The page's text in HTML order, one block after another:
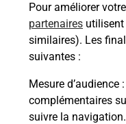
Pour améliorer
partenaires utilisent
similaires). Les
suivantes :
Mesure d’audience
complémentaires
suivre la navigation.
46240 Lamothe
Boîte aux
Le lien s'ouvre dans un